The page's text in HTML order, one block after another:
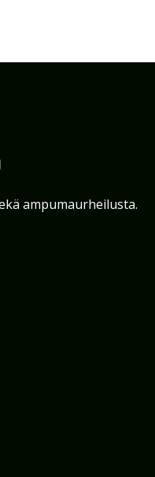
ampumaurheilusta.